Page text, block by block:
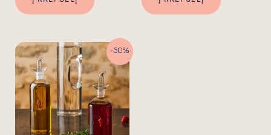
-30%
Original
price
was:
36.90€.
Current
price
is:
25.83€.